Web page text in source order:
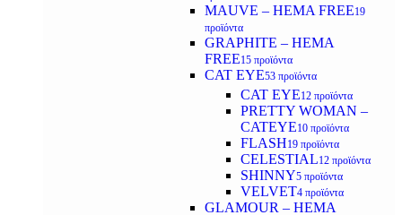
MAUVE – HEMA FREE19
προϊόντα
GRAPHITE – HEMA
FREE15 προϊόντα
CAT EYE53 προϊόντα
CAT EYE12 προϊόντα
PRETTY WOMAN –
CATEYE10 προϊόντα
FLASH19 προϊόντα
CELESTIAL12 προϊόντα
SHINNY5 προϊόντα
VELVET4 προϊόντα
GLAMOUR – HEMA